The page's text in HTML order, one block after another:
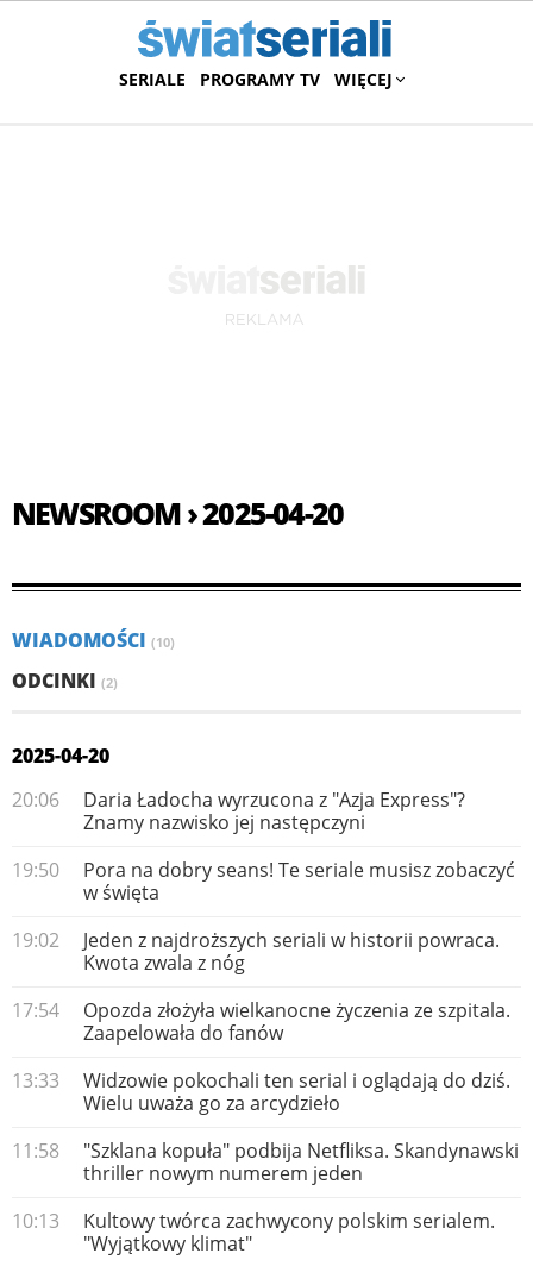
SERIALE PROGRAMY TV WIĘCEJ
NEWSROOM › 2025-04-20
WIADOMOŚCI (10)
ODCINKI (2)
2025-04-20
20:06
Daria Ładocha wyrzucona z "Azja Express"?
Znamy nazwisko jej następczyni
19:50
Pora na dobry seans! Te seriale musisz zobaczyć
w święta
19:02
Jeden z najdroższych seriali w historii powraca.
Kwota zwala z nóg
17:54
Opozda złożyła wielkanocne życzenia ze szpitala.
Zaapelowała do fanów
13:33
Widzowie pokochali ten serial i oglądają do dziś.
Wielu uważa go za arcydzieło
11:58
"Szklana kopuła" podbija Netfliksa. Skandynawski
thriller nowym numerem jeden
10:13
Kultowy twórca zachwycony polskim serialem.
"Wyjątkowy klimat"